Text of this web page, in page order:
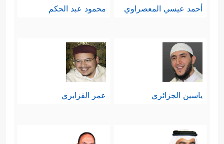
حسِّيٍّ ملموسٍ إعادةَ الحياة بعد الموت
﴿وَنَزَّلۡنَا مِنَ ٱلسَّمَاۤءِ مَاۤءࣰ مُّبَـٰرَكࣰا فَأَنۢبَتۡنَا بِهِۦ جَنَّـٰتࣲ وَحَبَّ
ٱلۡحَصِیدِ
وَٱلنَّخۡلَ بَاسِقَـٰتࣲ لَّهَا طَلۡعࣱ نَّضِیدࣱ
﴿١٠﴾
رِّزۡقࣰا لِّلۡعِبَادِۖ وَأَحۡیَیۡنَا بِهِۦ بَلۡدَةࣰ مَّیۡتࣰاۚ كَذَ ٰ⁠لِكَ
صغيرةٍ مدفونةٍ في التراب يقرِّبُ صورةَ
أحمد عيسي المعصراوي محمود عبد الحكم
ياسين الجزائري عمر القزابري